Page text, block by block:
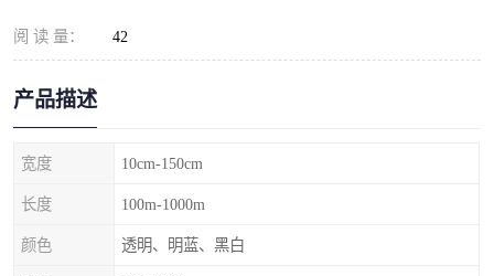
阅 读 量： 42
产品描述
宽度 10cm-150cm
长度 100m-1000m
颜色 透明、明蓝、黑白